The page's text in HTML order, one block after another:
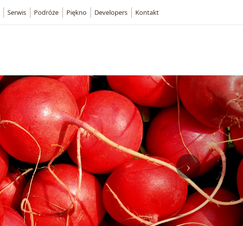
Serwis Podróże Piękno Developers Kontakt